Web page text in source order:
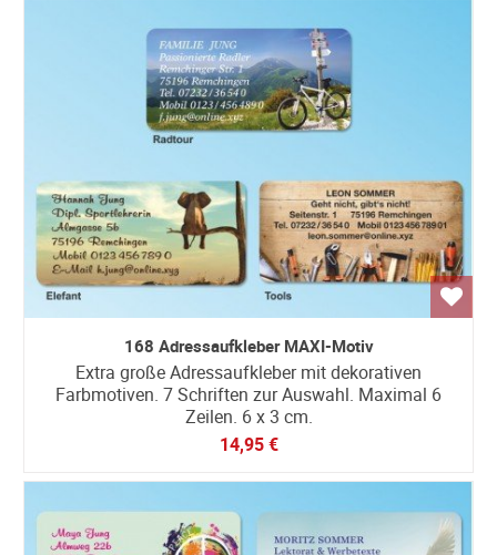
168 Adressaufkleber MAXI-Motiv
Extra große Adressaufkleber mit dekorativen
Farbmotiven. 7 Schriften zur Auswahl. Maximal 6
Zeilen. 6 x 3 cm.
14,95 €